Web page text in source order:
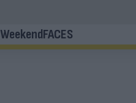
WeekendFACES